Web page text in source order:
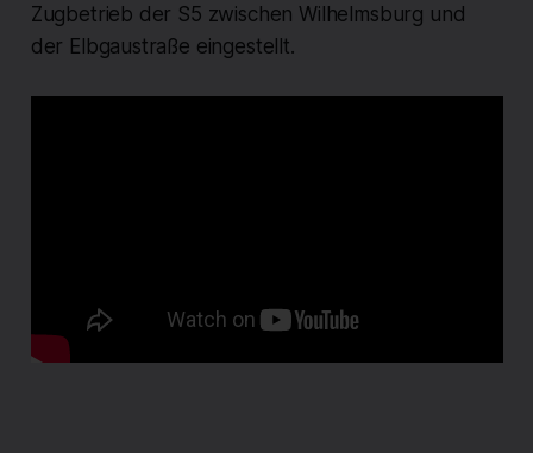
Zugbetrieb der S5 zwischen Wilhelmsburg und
der Elbgaustraße eingestellt.